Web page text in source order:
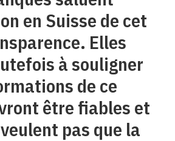
en Suisse de cet
Elles
à souligner
de ce
être fiables et
pas que la